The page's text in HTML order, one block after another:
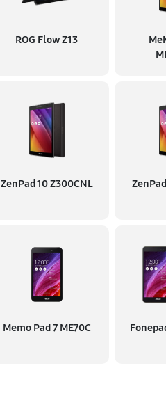
ROG Flow Z13
ZenPad 10 Z300CNL
Memo Pad 7 ME70C